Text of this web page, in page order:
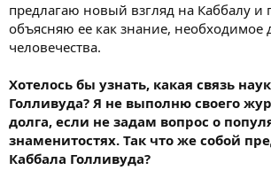
предлагаю новый взгляд на Каббалу и
объясняю ее как знание, необходимое
человечества.
Хотелось бы узнать, какая связь
Голливуда? Я не выполню своего
долга, если не задам вопрос о
знаменитостях. Так что же собой
Каббала Голливуда?